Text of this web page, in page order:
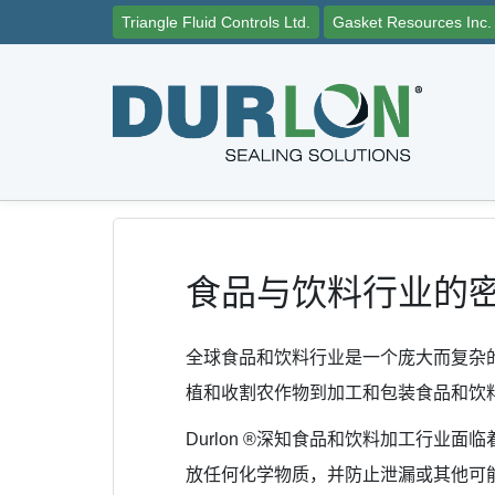
Triangle Fluid Controls Ltd. Gasket Resources Inc.
食品与饮料行业的
全球食品和饮料行业是一个庞大而复
植和收割农作物到加工和包装食品和
Durlon ®深知食品和饮料加工行业面临
放任何化学物质，并防止泄漏或其他